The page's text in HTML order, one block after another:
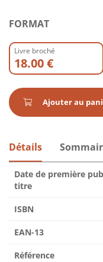
FORMAT
Livre broché
18.00 €
Ajouter au
Détails
Date de première
titre
ISBN
EAN-13
Référence